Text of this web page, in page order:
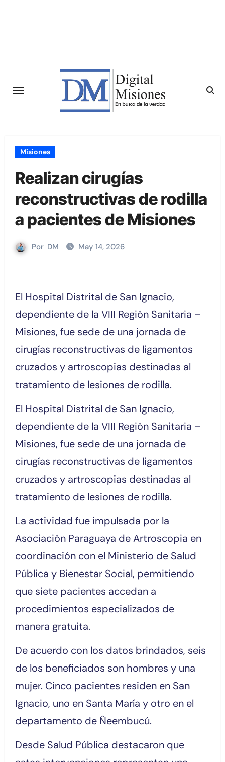
Misiones
Realizan cirugías
reconstructivas de rodilla
a pacientes de Misiones
Por DM May 14, 2026
El Hospital Distrital de San Ignacio,
dependiente de la VIII Región Sanitaria –
Misiones, fue sede de una jornada de
cirugías reconstructivas de ligamentos
cruzados y artroscopias destinadas al
tratamiento de lesiones de rodilla.
El Hospital Distrital de San Ignacio,
dependiente de la VIII Región Sanitaria –
Misiones, fue sede de una jornada de
cirugías reconstructivas de ligamentos
cruzados y artroscopias destinadas al
tratamiento de lesiones de rodilla.
La actividad fue impulsada por la
Asociación Paraguaya de Artroscopia en
coordinación con el Ministerio de Salud
Pública y Bienestar Social, permitiendo
que siete pacientes accedan a
procedimientos especializados de
manera gratuita.
De acuerdo con los datos brindados, seis
de los beneficiados son hombres y una
mujer. Cinco pacientes residen en San
Ignacio, uno en Santa María y otro en el
departamento de Ñeembucú.
Desde Salud Pública destacaron que